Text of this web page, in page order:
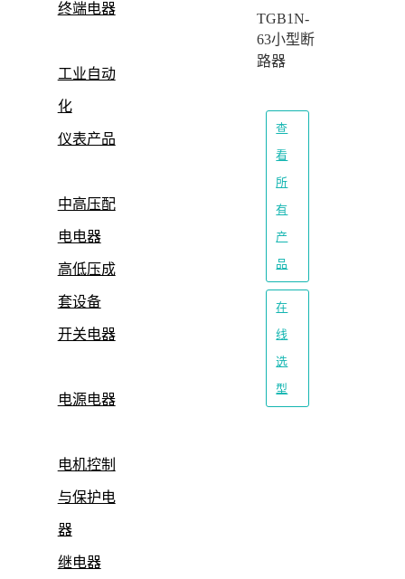
终端电器
工业自动
化
仪表产品
中高压配
电电器
高低压成
套设备
开关电器
电源电器
电机控制
与保护电
器
继电器
TGB1N-
63小型断
路器
查
看
所
有
产
品
在
线
选
型